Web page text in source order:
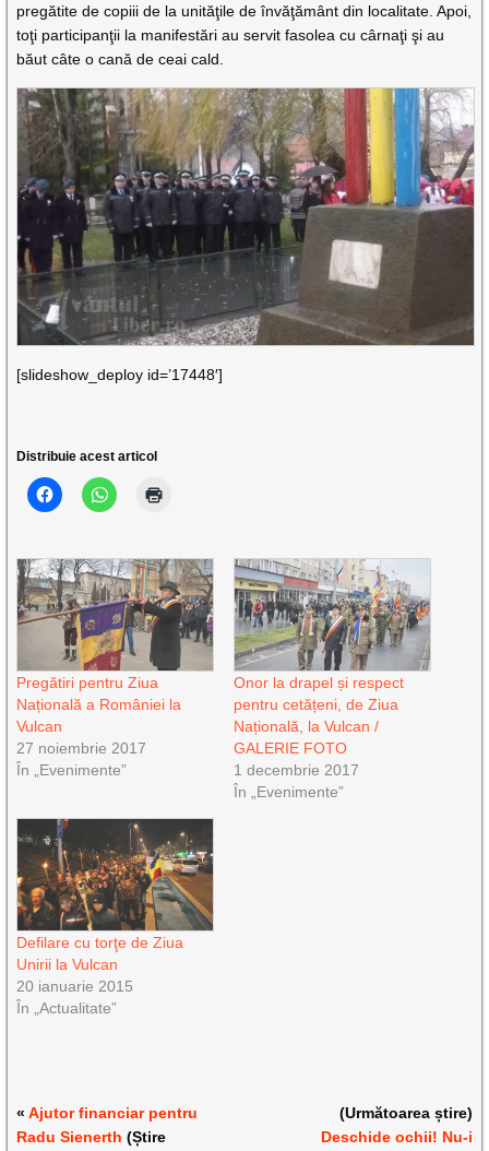
pregătite de copiii de la unităţile de învăţământ din localitate. Apoi,
toţi participanţii la manifestări au servit fasolea cu cârnaţi şi au
băut câte o cană de ceai cald.
[slideshow_deploy id=’17448′]
Distribuie acest articol
Pregătiri pentru Ziua
Națională a României la
Vulcan
27 noiembrie 2017
În „Evenimente”
Onor la drapel și respect
pentru cetățeni, de Ziua
Națională, la Vulcan /
GALERIE FOTO
1 decembrie 2017
În „Evenimente”
Defilare cu torţe de Ziua
Unirii la Vulcan
20 ianuarie 2015
În „Actualitate”
«Ajutor financiar pentru
Radu Sienerth (Știre
(Următoarea știre)
Deschide ochii! Nu-i